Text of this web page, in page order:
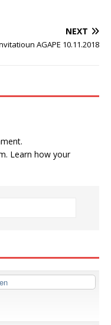
NEXT
AGAPE 10.11.2018
Learn how your